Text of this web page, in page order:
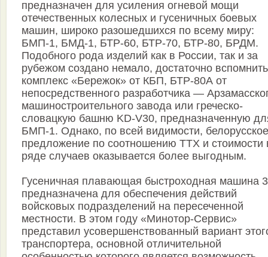
предназначен для усиления огневой мощи
отечественных колесных и гусеничных боевых
машин, широко разошедшихся по всему миру:
БМП-1, БМД-1, БТР-60, БТР-70, БТР-80, БРДМ.
Подобного рода изделий как в России, так и за
рубежом создано немало, достаточно вспомнить
комплекс «Бережок» от КБП, БТР-80А от
непосредственного разработчика —
машиностроительного завода или греческо-
словацкую башню KD-V30, предназначенную
БМП-1. Однако, по всей видимости, белорусское
предложение по соотношению ТТХ и стоимости
ряде случаев оказывается более выгодным.
Гусеничная плавающая быстроходная машина
предназначена для обеспечения действий
войсковых подразделений на пересеченной
местности. В этом году «Минотор-Сервис»
представил усовершенствованный вариант
транспортера, основной отличительной